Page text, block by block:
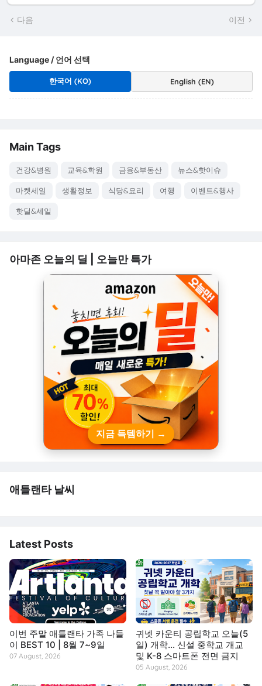
다음 이전
Language / 언어 선택
한국어 (KO) English (EN)
Main Tags
건강&병원 교육&학원 금융&부동산 뉴스&핫이슈
마켓세일 생활정보 식당&요리 여행 이벤트&행사
핫딜&세일
아마존 오늘의 딜 | 오늘만 특가
지금 득템하기 →
애틀랜타 날씨
Latest Posts
이번 주말 애틀랜타 가족 나들
이 BEST 10 | 8월 7~9일
07 August, 2026
귀넷 카운티 공립학교 오늘(5
일) 개학… 신설 중학교 개교
및 K-8 스마트폰 전면 금지
05 August, 2026